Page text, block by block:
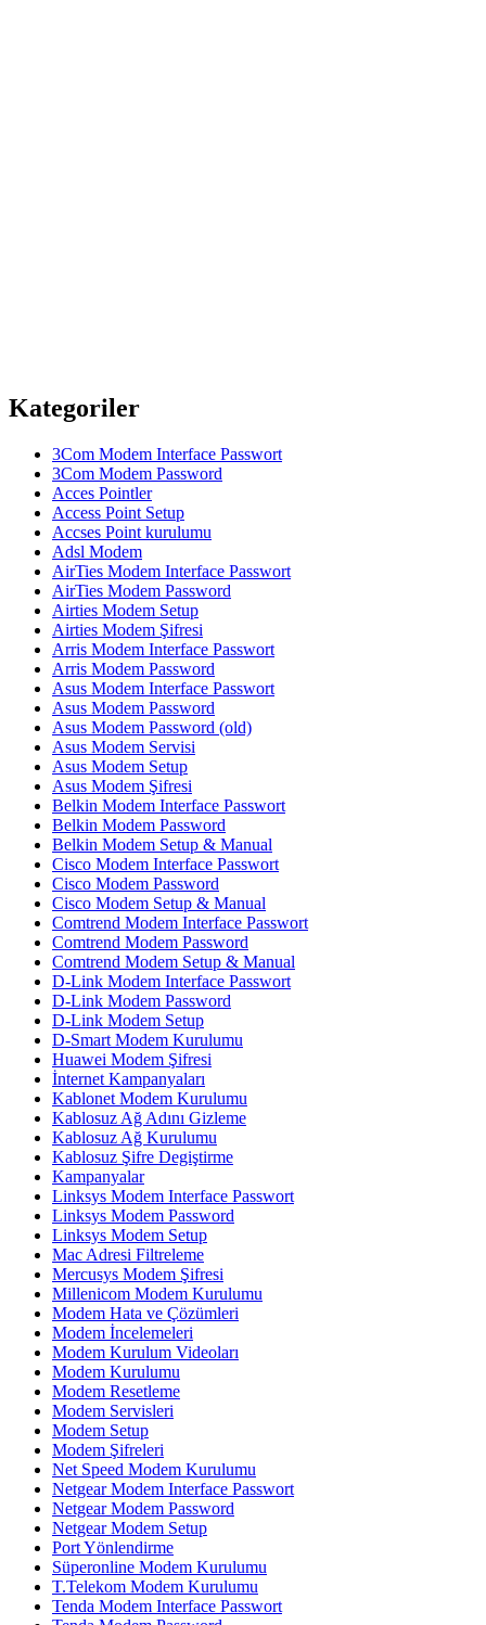
Kategoriler
3Com Modem Interface Passwort
3Com Modem Password
Acces Pointler
Access Point Setup
Accses Point kurulumu
Adsl Modem
AirTies Modem Interface Passwort
AirTies Modem Password
Airties Modem Setup
Airties Modem Şifresi
Arris Modem Interface Passwort
Arris Modem Password
Asus Modem Interface Passwort
Asus Modem Password
Asus Modem Password (old)
Asus Modem Servisi
Asus Modem Setup
Asus Modem Şifresi
Belkin Modem Interface Passwort
Belkin Modem Password
Belkin Modem Setup & Manual
Cisco Modem Interface Passwort
Cisco Modem Password
Cisco Modem Setup & Manual
Comtrend Modem Interface Passwort
Comtrend Modem Password
Comtrend Modem Setup & Manual
D-Link Modem Interface Passwort
D-Link Modem Password
D-Link Modem Setup
D-Smart Modem Kurulumu
Huawei Modem Şifresi
İnternet Kampanyaları
Kablonet Modem Kurulumu
Kablosuz Ağ Adını Gizleme
Kablosuz Ağ Kurulumu
Kablosuz Şifre Degiştirme
Kampanyalar
Linksys Modem Interface Passwort
Linksys Modem Password
Linksys Modem Setup
Mac Adresi Filtreleme
Mercusys Modem Şifresi
Millenicom Modem Kurulumu
Modem Hata ve Çözümleri
Modem İncelemeleri
Modem Kurulum Videoları
Modem Kurulumu
Modem Resetleme
Modem Servisleri
Modem Setup
Modem Şifreleri
Net Speed Modem Kurulumu
Netgear Modem Interface Passwort
Netgear Modem Password
Netgear Modem Setup
Port Yönlendirme
Süperonline Modem Kurulumu
T.Telekom Modem Kurulumu
Tenda Modem Interface Passwort